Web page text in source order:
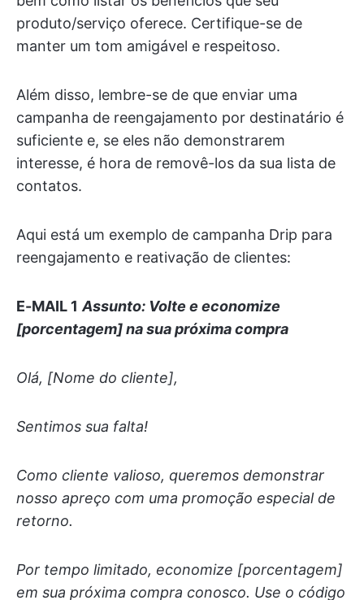
produto/serviço oferece. Certifique-se de
manter um tom amigável e respeitoso.
Além disso, lembre-se de que enviar uma
campanha de reengajamento por destinatário é
suficiente e, se eles não demonstrarem
interesse, é hora de removê-los da sua lista de
contatos.
Aqui está um exemplo de campanha Drip para
reengajamento e reativação de clientes:
E-MAIL 1 Assunto: Volte e economize
[porcentagem] na sua próxima compra
Olá, [Nome do cliente],
Sentimos sua falta!
Como cliente valioso, queremos demonstrar
nosso apreço com uma promoção especial de
retorno.
Por tempo limitado, economize [porcentagem]
em sua próxima compra conosco. Use o código